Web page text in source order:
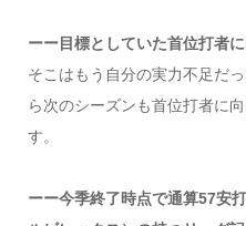
ーー目標としていた首位打者
そこはもう自分の実力不足だ
ら次のシーズンも首位打者に
す。
ーー今季終了時点で通算57安